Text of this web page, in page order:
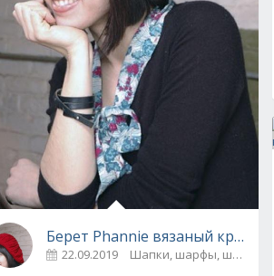
от Drops Design, вязаная спицами
Берет Phannie вязаный крючком
22.09.2019 Шапки, шарфы, шали,